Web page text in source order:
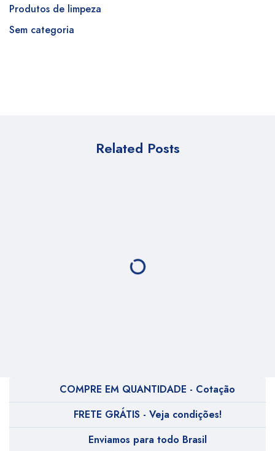
Produtos de limpeza
Sem categoria
Related Posts
COMPRE EM QUANTIDADE - Cotação
FRETE GRÁTIS - Veja condições!
Enviamos para todo Brasil